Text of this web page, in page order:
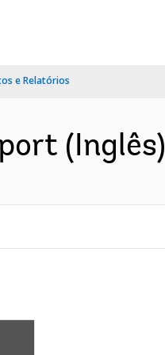
e Relatórios
(Inglês)